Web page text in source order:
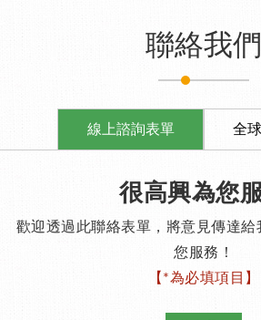
聯絡我們
線上諮詢表單 全
很高興為您
歡迎透過此聯絡表單，將意見傳達給
您服務！
【*為必填項目】